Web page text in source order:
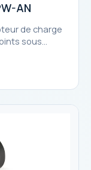
AN
de charge
sous…